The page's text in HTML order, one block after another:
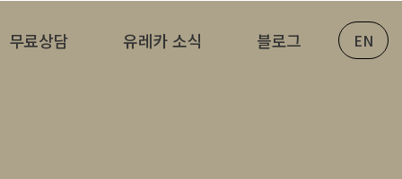
무료상담 유레카 소식 블로그 EN